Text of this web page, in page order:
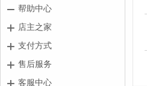
帮助中心
店主之家
支付方式
售后服务
客服中心